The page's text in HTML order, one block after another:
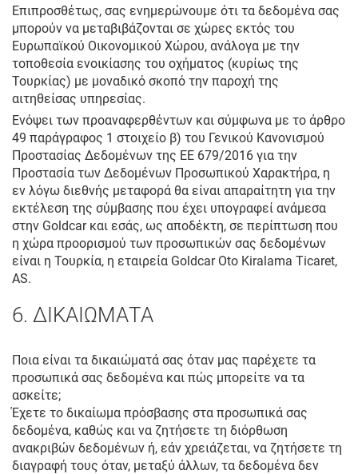
Επιπροσθέτως, σας ενημερώνουμε ότι τα δεδομένα σας
μπορούν να μεταβιβάζονται σε χώρες εκτός του
Ευρωπαϊκού Οικονομικού Χώρου, ανάλογα με την
τοποθεσία ενοικίασης του οχήματος (κυρίως της
Τουρκίας) με μοναδικό σκοπό την παροχή της
αιτηθείσας υπηρεσίας.
Ενόψει των προαναφερθέντων και σύμφωνα με το άρθρο
49 παράγραφος 1 στοιχείο β) του Γενικού Κανονισμού
Προστασίας Δεδομένων της ΕΕ 679/2016 για την
Προστασία των Δεδομένων Προσωπικού Χαρακτήρα, η
εν λόγω διεθνής μεταφορά θα είναι απαραίτητη για την
εκτέλεση της σύμβασης που έχει υπογραφεί ανάμεσα
στην Goldcar και εσάς, ως αποδέκτη, σε περίπτωση που
η χώρα προορισμού των προσωπικών σας δεδομένων
είναι η Τουρκία, η εταιρεία Goldcar Oto Kiralama Ticaret,
AS.
6. ΔΙΚΑΙΩΜΑΤΑ
Ποια είναι τα δικαιώματά σας όταν μας παρέχετε τα
προσωπικά σας δεδομένα και πώς μπορείτε να τα
ασκείτε;
Έχετε το δικαίωμα πρόσβασης στα προσωπικά σας
δεδομένα, καθώς και να ζητήσετε τη διόρθωση
ανακριβών δεδομένων ή, εάν χρειάζεται, να ζητήσετε τη
διαγραφή τους όταν, μεταξύ άλλων, τα δεδομένα δεν